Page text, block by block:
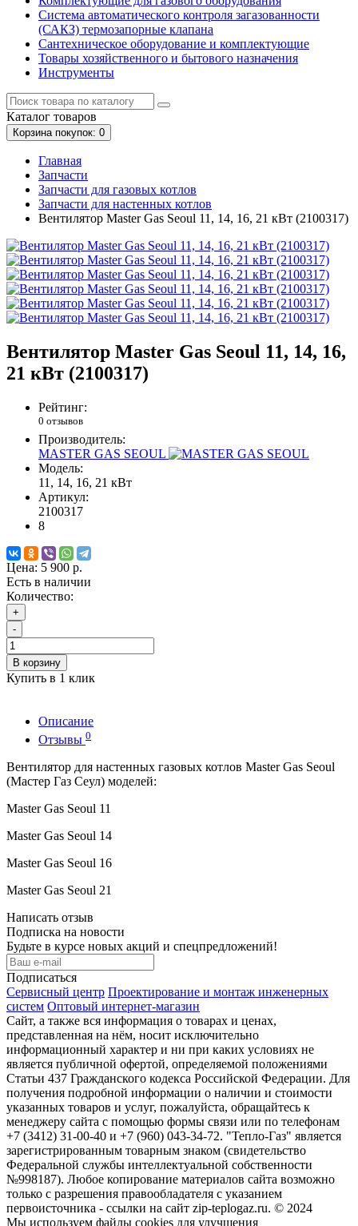
Система автоматического контроля загазованности
(САКЗ) термозапорные клапана
Сантехническое оборудование и комплектующие
Товары хозяйственного и бытового назначения
Инструменты
Каталог товаров
Корзинапокупок: 0
Главная
Запчасти
Запчасти для газовых котлов
Запчасти для настенных котлов
Вентилятор Master Gas Seoul 11, 14, 16, 21 кВт (2100317)
Вентилятор Master Gas Seoul 11, 14, 16,
21 кВт (2100317)
Рейтинг:
0 отзывов
Производитель:
MASTER GAS SEOUL
Модель:
11, 14, 16, 21 кВт
Артикул:
2100317
8
Цена: 5 900 р.
Есть в наличии
Количество:
+
-
В корзину
Купить в 1 клик
Описание
Отзывы 0
Вентилятор для настенных газовых котлов Master Gas Seoul
(Мастер Газ Сеул) моделей:
Master Gas Seoul 11
Master Gas Seoul 14
Master Gas Seoul 16
Master Gas Seoul 21
Написать отзыв
Подписка на новости
Будьте в курсе новых акций и спецпредложений!
Подписаться
Сервисный центр Проектирование и монтаж инженерных
систем Оптовый интернет-магазин
Сайт, а также вся информация о товарах и ценах,
представленная на нём, носит исключительно
информационный характер и ни при каких условиях не
является публичной офертой, определяемой положениями
Статьи 437 Гражданского кодекса Российской Федерации. Для
получения подробной информации о наличии и стоимости
указанных товаров и услуг, пожалуйста, обращайтесь к
менеджеру сайта с помощью формы связи или по телефонам
+7 (3412) 31-00-40 и +7 (960) 043-34-72. "Тепло-Газ" является
зарегистрированным товарным знаком (свидетельство
Федеральной службы интеллектуальной собственности
№998187). Любое копирование материалов сайта возможно
только с разрешения правообладателя с указанием
первоисточника - ссылки на сайт zip-teplogaz.ru. © 2024
Мы используем файлы сookies для улучшения